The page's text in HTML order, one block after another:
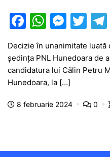
F
c
e
b
o
W
at
s
A
p
M
s
s
e
n
T
itt
er
Decizie în unanimitate
ședința PNL Hunedoara de
candidatura lui Călin Petru
Hunedoara, la […]
8 februarie 2024 0